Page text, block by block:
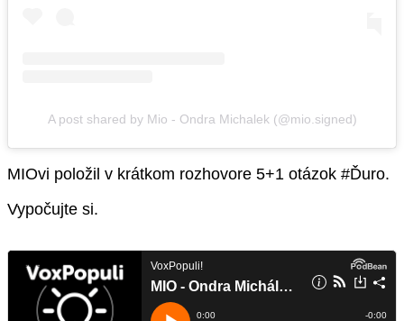
A post shared by Mio - Ondra Michalek (@mio.signed)
MIOvi položil v krátkom rozhovore 5+1 otázok #Ďuro.
Vypočujte si.